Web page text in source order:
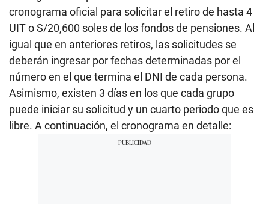
cronograma oficial para solicitar el retiro de hasta 4
UIT o S/20,600 soles de los fondos de pensiones. Al
igual que en anteriores retiros, las solicitudes se
deberán ingresar por fechas determinadas por el
número en el que termina el DNI de cada persona.
Asimismo, existen 3 días en los que cada grupo
puede iniciar su solicitud y un cuarto periodo que es
libre. A continuación, el cronograma en detalle: